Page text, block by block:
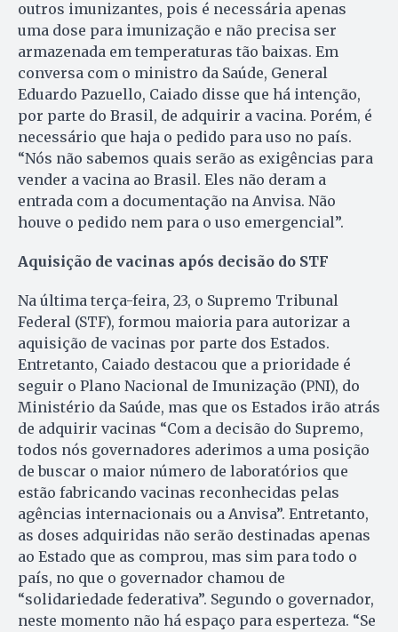
outros imunizantes, pois é necessária apenas
uma dose para imunização e não precisa ser
armazenada em temperaturas tão baixas. Em
conversa com o ministro da Saúde, General
Eduardo Pazuello, Caiado disse que há intenção,
por parte do Brasil, de adquirir a vacina. Porém, é
necessário que haja o pedido para uso no país.
“Nós não sabemos quais serão as exigências para
vender a vacina ao Brasil. Eles não deram a
entrada com a documentação na Anvisa. Não
houve o pedido nem para o uso emergencial”.
Aquisição de vacinas após decisão do STF
Na última terça-feira, 23, o Supremo Tribunal
Federal (STF), formou maioria para autorizar a
aquisição de vacinas por parte dos Estados.
Entretanto, Caiado destacou que a prioridade é
seguir o Plano Nacional de Imunização (PNI), do
Ministério da Saúde, mas que os Estados irão atrás
de adquirir vacinas “Com a decisão do Supremo,
todos nós governadores aderimos a uma posição
de buscar o maior número de laboratórios que
estão fabricando vacinas reconhecidas pelas
agências internacionais ou a Anvisa”. Entretanto,
as doses adquiridas não serão destinadas apenas
ao Estado que as comprou, mas sim para todo o
país, no que o governador chamou de
“solidariedade federativa”. Segundo o governador,
neste momento não há espaço para esperteza. “Se